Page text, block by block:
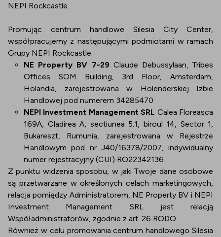
NEPI Rockcastle.
Promując centrum handlowe Silesia City Center,
współpracujemy z następującymi podmiotami w ramach
Grupy NEPI Rockcastle:
NE Property BV 7-29 Claude Debussylaan, Tribes
Offices SOM Building, 3rd Floor, Amsterdam,
Holandia, zarejestrowana w Holenderskiej Izbie
Handlowej pod numerem 34285470
NEPI Investment Management SRL Calea Floreasca
169A, Cladirea A, sectiunea 5.1, biroul 14, Sector 1,
Bukareszt, Rumunia, zarejestrowana w Rejestrze
Handlowym pod nr J40/16378/2007, indywidualny
numer rejestracyjny (CUI) RO22342136
Z punktu widzenia sposobu, w jaki Twoje dane osobowe
są przetwarzane w określonych celach marketingowych,
relacja pomiędzy Administratorem, NE Property BV i NEPI
Investment Management SRL jest relacją
Współadministratorów, zgodnie z art. 26 RODO.
Również w celu promowania centrum handlowego Silesia